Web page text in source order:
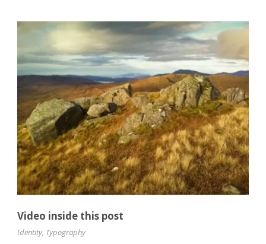
Video inside this post
Identity, Typography